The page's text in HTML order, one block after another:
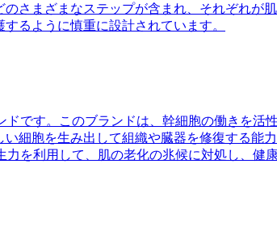
さまざまなステップが含まれ、それぞれが
るように慎重に設計されています。
です。このブランドは、幹細胞の働きを活
細胞を生み出して組織や臓器を修復する能
を利用して、肌の老化の兆候に対処し、健